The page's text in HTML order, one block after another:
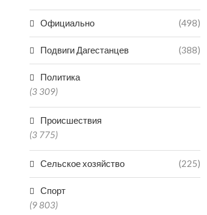
Официально (498)
Подвиги Дагестанцев (388)
Политика
(3 309)
Происшествия
(3 775)
Сельское хозяйство (225)
Спорт
(9 803)